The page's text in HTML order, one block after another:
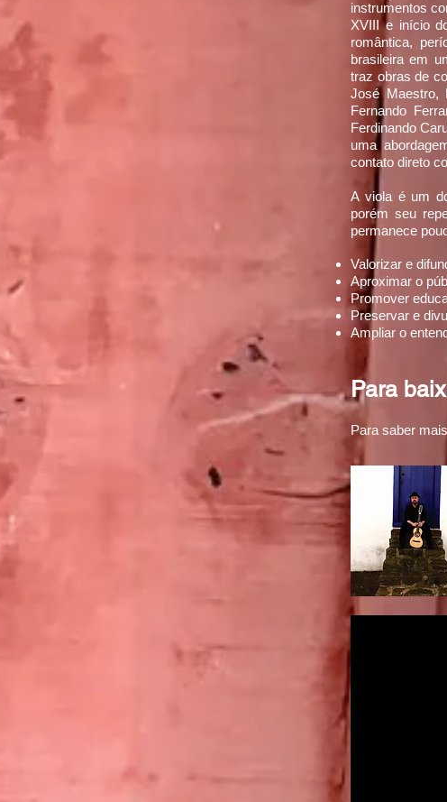
instrumentos
XVIII e início
romântica,
brasileira em
traz obras de
José Maestro,
Fernando
Ferdinando
uma
contato direto
A viola é um
porém seu
permanece
Valorizar e
Aproximar o
Promover
Preservar e
Ampliar o
Para
Para saber